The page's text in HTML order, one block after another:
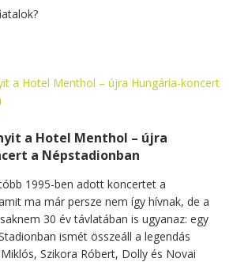
a Hotel Menthol – újra
a Népstadionban
1995-ben adott koncertet a
ma már persze nem így hívnak, de a
30 év távlatában is ugyanaz: egy
ismét összeáll a legendás
Szikora Róbert, Dolly és Novai